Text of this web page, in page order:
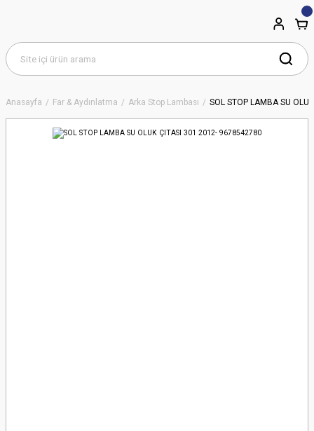
Anasayfa Far & Aydınlatma Arka Stop Lambası SOL STOP LAMBA SU